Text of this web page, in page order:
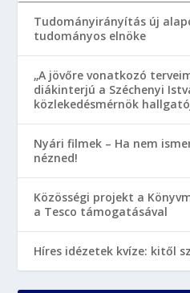
Tudományirányítás új
tudományos elnöke
„A jövőre vonatkozó
diákinterjú a Széchenyi
közlekedésmérnök
Nyári filmek – Ha nem
nézned!
Közösségi projekt a
a Tesco támogatásával
Híres idézetek kvíze: kitől